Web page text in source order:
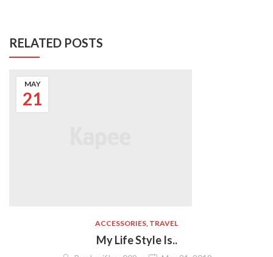
RELATED POSTS
21
MAY
ACCESSORIES TRAVEL
My Life Style Is..